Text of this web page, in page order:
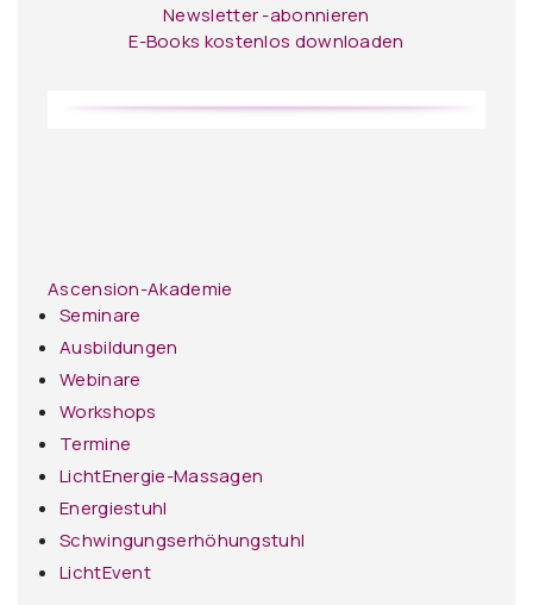
Newsletter -abonnieren
E-Books kostenlos downloaden
Ascension-Akademie
Seminare
Ausbildungen
Webinare
Workshops
Termine
LichtEnergie-Massagen
Energiestuhl
Schwingungserhöhungstuhl
LichtEvent